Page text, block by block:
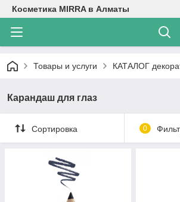
Косметика MIRRA в Алматы
Товары и услуги КАТАЛОГ
Карандаш для глаз
Сортировка 0